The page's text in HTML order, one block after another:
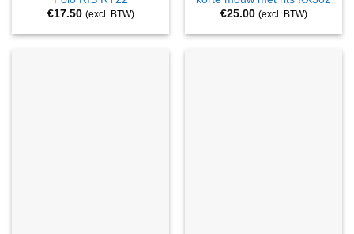
€17.50 (excl. BTW)
€25.00 (excl. BTW)